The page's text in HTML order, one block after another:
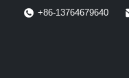
+86-13764679640